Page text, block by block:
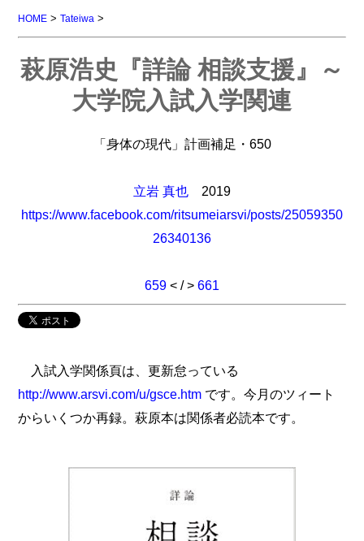
HOME >Tateiwa >
萩原浩史『詳論 相談支援』～
大学院入試入学関連
「身体の現代」計画補足・650
立岩 真也 2019
https://www.facebook.com/ritsumeiarsvi/posts/25059350
26340136
659 < / > 661
入試入学関係頁は、更新怠っている
http://www.arsvi.com/u/gsce.htm です。今月のツィート
からいくつか再録。萩原本は関係者必読本です。